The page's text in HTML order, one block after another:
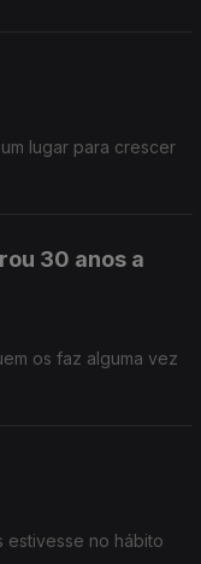
lugar para crescer
30 anos a
os faz alguma vez
estivesse no hábito